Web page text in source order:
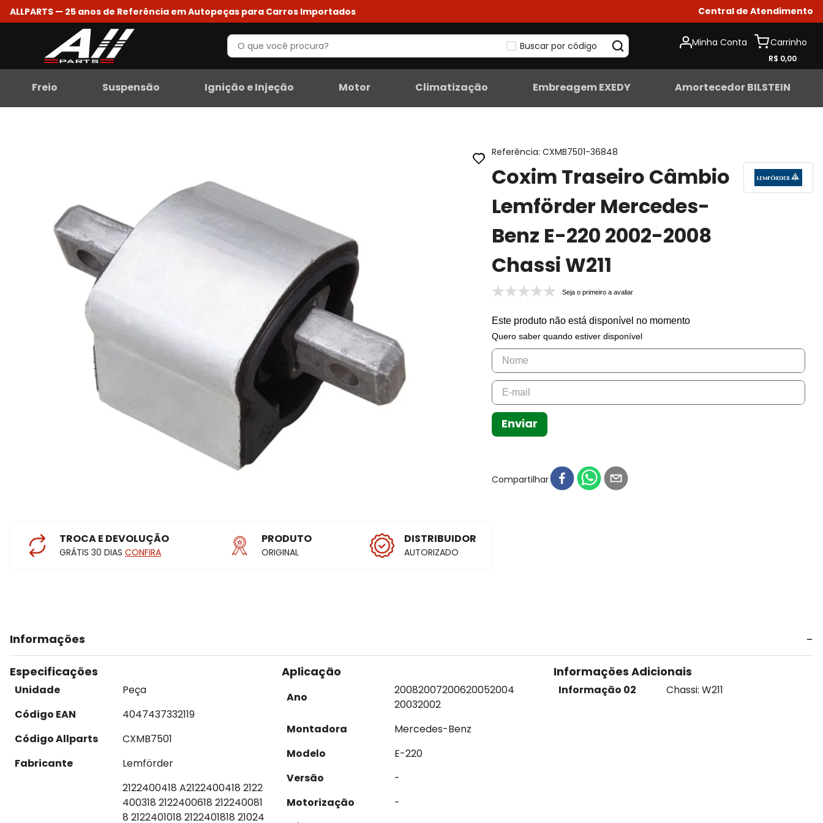
ALLPARTS — 25 anos de Referência em Autopeças para Carros Importados Central de Atendimento
Buscar por código Minha Conta
R$ 0,00
Freio Suspensão Ignição e Injeção Motor Climatização Embreagem EXEDY Amortecedor BILSTEIN
TROCA E DEVOLUÇÃO
GRÁTIS 30 DIAS CONFIRA
PRODUTO
ORIGINAL
DISTRIBUIDOR
AUTORIZADO
Referência:CXMB7501-36848
Coxim Traseiro Câmbio
Lemförder Mercedes-
Benz E-220 2002-2008
Chassi W211
Seja o primeiro a avaliar
Este produto não está disponível no momento
Quero saber quando estiver disponível
Enviar
Compartilhar
Informações
Especificações
Unidade
Peça
Código EAN
4047437332119
Código Allparts
CXMB7501
Fabricante
Lemförder
2122400418 A2122400418 2122
400318 2122400618 212240081
8 2122401018 2122401818 21024
Aplicação
Ano
20082007200620052004
20032002
Montadora
Mercedes-Benz
Modelo
E-220
Versão
-
Motorização
-
Informações Adicionais
Informação 02 Chassi: W211